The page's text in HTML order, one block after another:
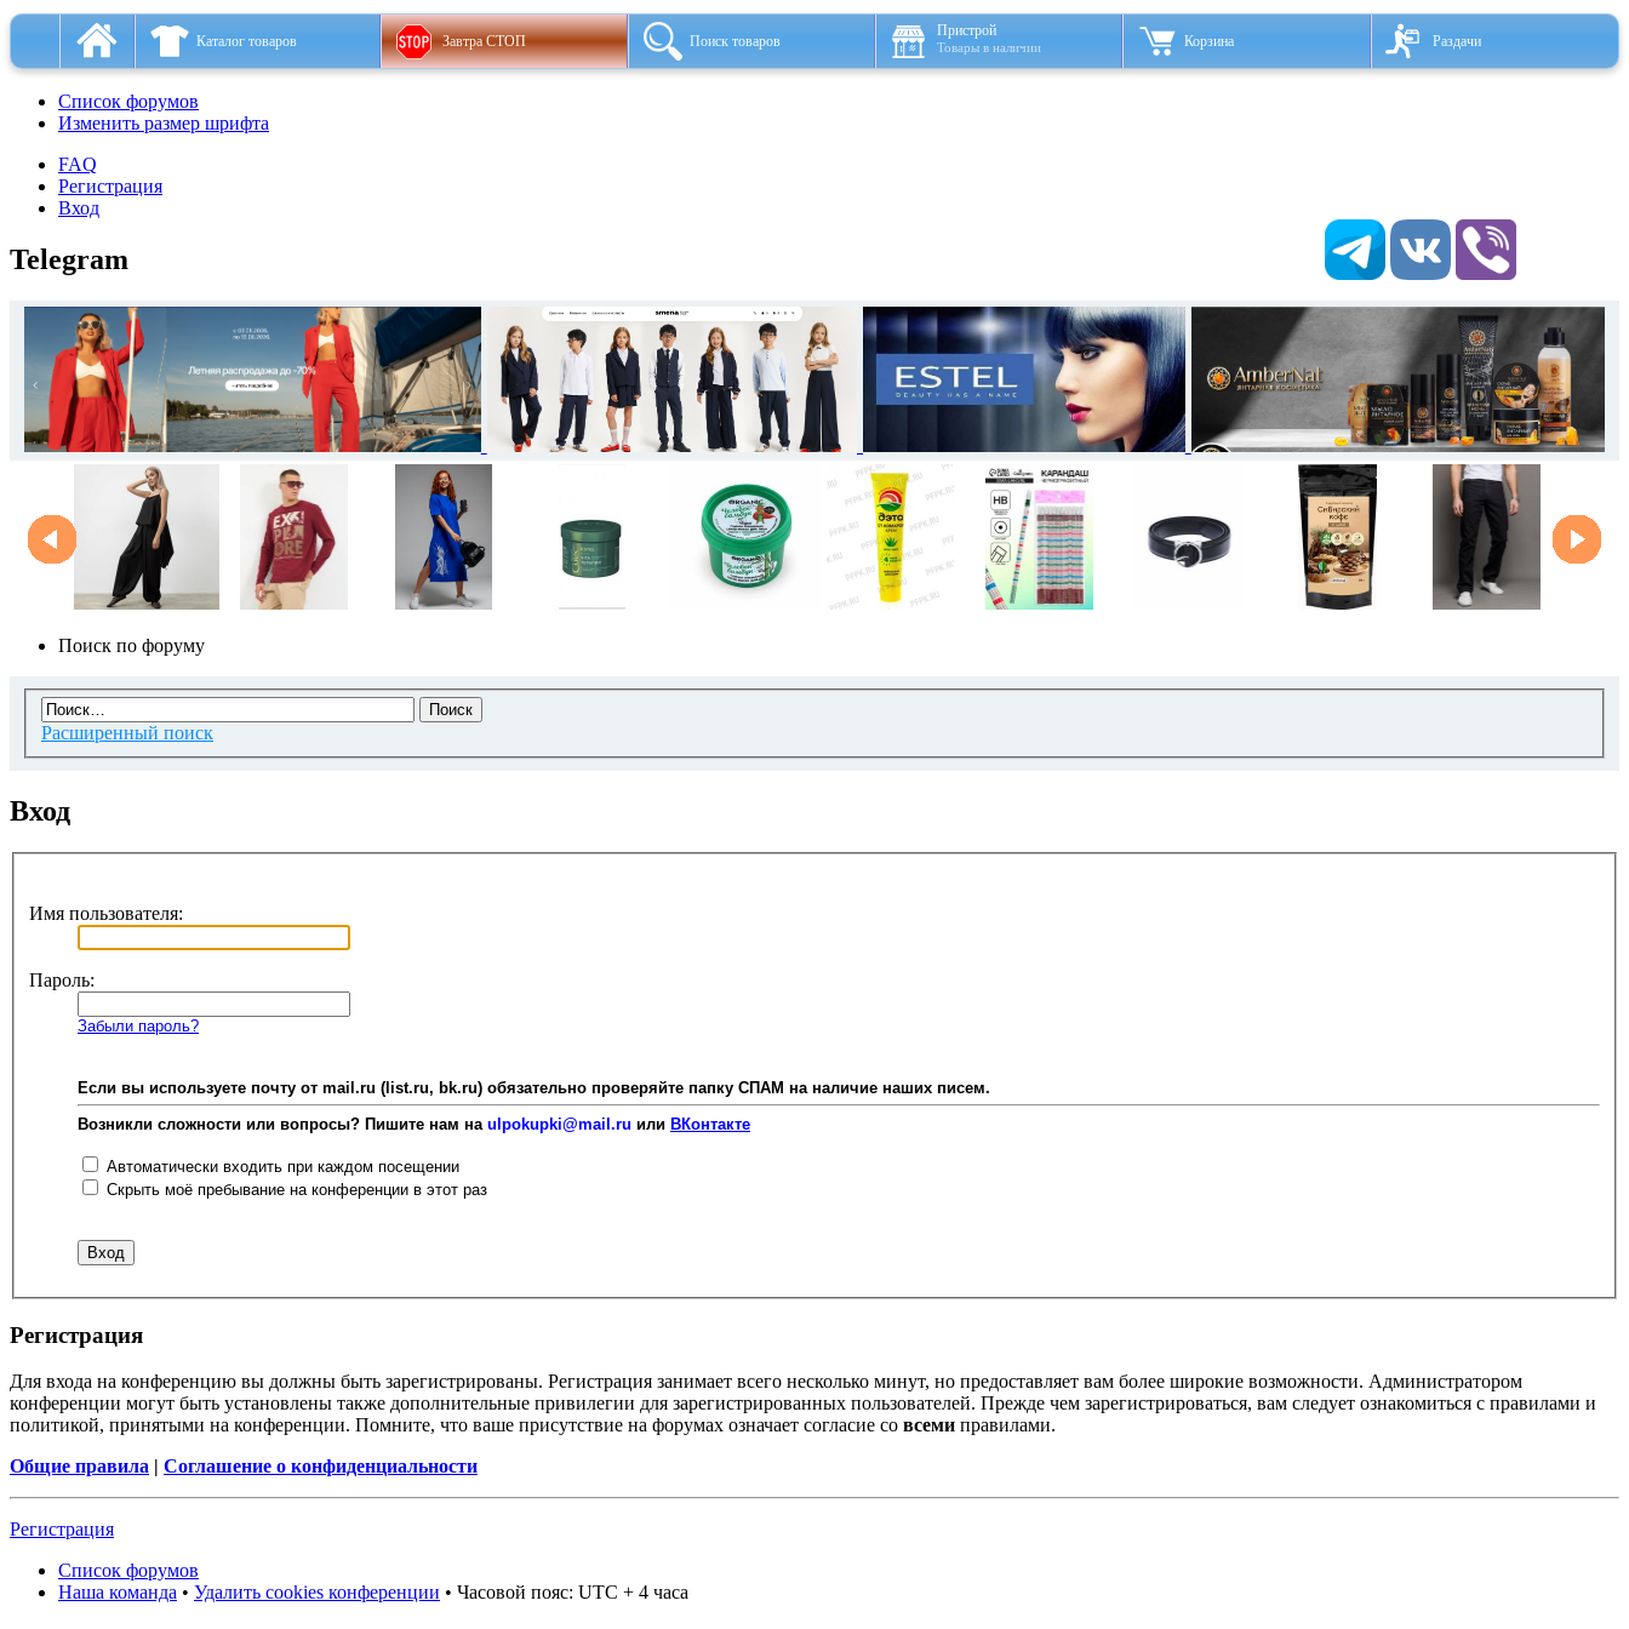
Каталог товаров Завтра СТОП Поиск товаров
Пристрой
Товары в наличии Корзина Раздачи
Список форумов
Изменить размер шрифта
FAQ
Регистрация
Вход
Telegram
Поиск по форуму
Расширенный поиск
Вход
Имя пользователя:
Пароль:
Забыли пароль?
Если вы используете почту от mail.ru (list.ru, bk.ru) обязательно проверяйте папку СПАМ на наличие наших писем.
Возникли сложности или вопросы? Пишите нам на ulpokupki@mail.ru или ВКонтакте
Автоматически входить при каждом посещении
Скрыть моё пребывание на конференции в этот раз
Регистрация
Для входа на конференцию вы должны быть зарегистрированы. Регистрация занимает всего несколько минут, но предоставляет вам более широкие возможности. Администратором
конференции могут быть установлены также дополнительные привилегии для зарегистрированных пользователей. Прежде чем зарегистрироваться, вам следует ознакомиться с правилами и
политикой, принятыми на конференции. Помните, что ваше присутствие на форумах означает согласие со всеми правилами.
Общие правила | Соглашение о конфиденциальности
Регистрация
Список форумов
Наша команда • Удалить cookies конференции • Часовой пояс: UTC + 4 часа